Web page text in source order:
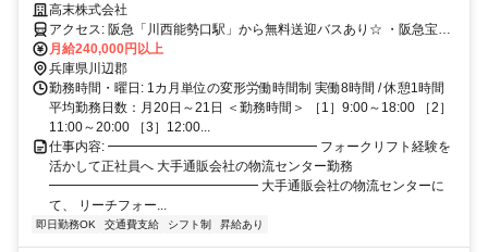
高末株式会社
アクセス: 阪急「川西能勢口駅」から無料送迎バスあり☆ ・阪急宝塚
本線：川西能勢口駅から車で18分 ・能勢電鉄日生線 / 能勢電鉄妙見
線：山下駅から車で13分 ◇車通勤OK ◇バイク通勤OK ◇交通費規定
支給 ◇県道12号沿線 ◇イオンモール猪名川から車で約5分 川辺郡猪
名川町や川西市をはじめ、 宝塚市・西宮市・尼崎市・大阪府池田市
など、 周辺エリアから通勤しているスタッフが多数います♪ また、伊
丹市、三田市、池田市、箕面市、 豊中市方面からも通勤を検討でき
る勤務地です！
月給240,000円以上
兵庫県川辺郡
勤務時間・曜日: 1カ月単位の変形労働時間制 実働8時間 / 休憩1時間
平均勤務日数：月20日～21日 ＜勤務時間＞ ［1］9:00～18:00 ［2］
11:00～20:00 ［3］12:00...
仕事内容: ━━━━━━━━━━━━━━━━ フォークリフト経験を
活かして正社員へ 大手通販会社の物流センター勤務
━━━━━━━━━━━━━━━━ 大手通販会社の物流センターに
て、 リーチフォー...
即日勤務OK 交通費支給 シフト制 昇給あり